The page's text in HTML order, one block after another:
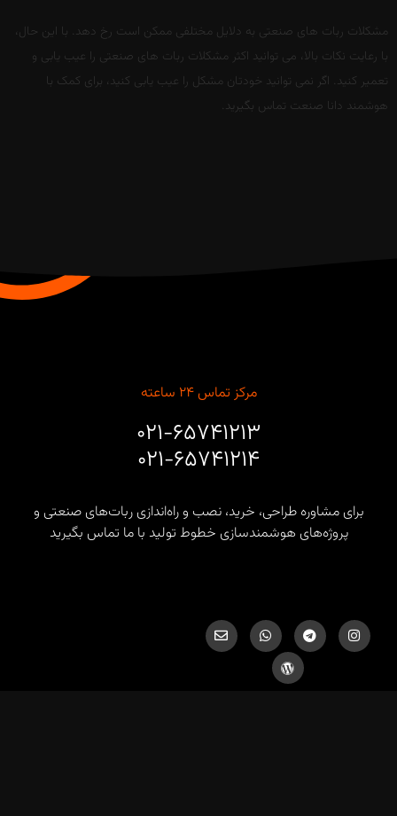
مشکلات ربات های صنعتی به دلایل مختلفی ممکن است رخ دهد. با این حال،
با رعایت نکات بالا، می توانید اکثر مشکلات ربات های صنعتی را عیب یابی و
تعمیر کنید. اگر نمی توانید خودتان مشکل را عیب یابی کنید، برای کمک با
هوشمند دانا صنعت تماس بگیرید.
مرکز تماس ۲۴ ساعته
۰۲۱-۶۵۷۴۱۲۱۳
۰۲۱-۶۵۷۴۱۲۱۴
برای مشاوره طراحی، خرید، نصب و راه‌اندازی ربات‌های صنعتی و
پروژه‌های هوشمندسازی خطوط تولید با ما تماس بگیرید